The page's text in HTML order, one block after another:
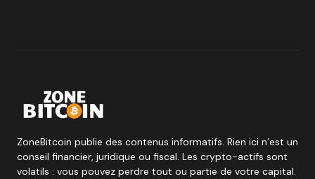
ZoneBitcoin publie des contenus informatifs. Rien ici n’est un
conseil financier, juridique ou fiscal. Les crypto-actifs sont
volatils : vous pouvez perdre tout ou partie de votre capital.